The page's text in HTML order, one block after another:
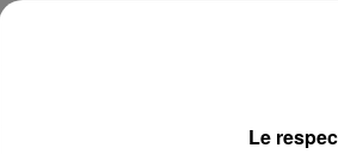
à hauteur de 20% et a
indépendant qui pourra
il s’agit de trouver la bonne
Le